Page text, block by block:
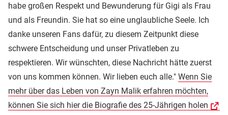
habe großen Respekt und Bewunderung für Gigi als Frau
und als Freundin. Sie hat so eine unglaubliche Seele. Ich
danke unseren Fans dafür, zu diesem Zeitpunkt diese
schwere Entscheidung und unser Privatleben zu
respektieren. Wir wünschten, diese Nachricht hätte zuerst
von uns kommen können. Wir lieben euch alle." Wenn Sie
mehr über das Leben von Zayn Malik erfahren möchten,
können Sie sich hier die Biografie des 25-Jährigen holen